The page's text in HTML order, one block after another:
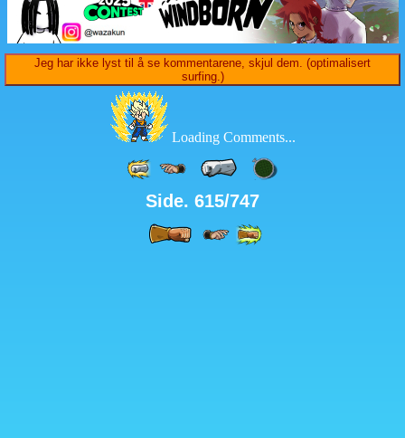
Jeg har ikke lyst til å se kommentarene, skjul dem. (optimalisert
surfing.)
Loading Comments...
Side. 615/747